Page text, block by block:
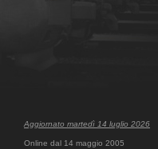
Aggiornato martedì 14 luglio 2026
Online dal 14 maggio 2005